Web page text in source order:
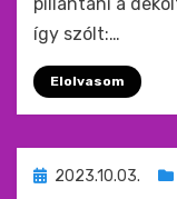
így szólt:…
Elolvasom
Beküldve
2023.10.03.